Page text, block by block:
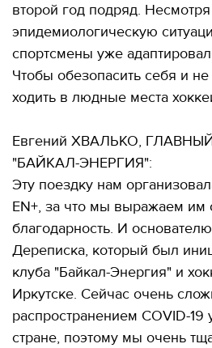
второй год подряд.
эпидемиологическую
спортсмены уже
Чтобы обезопасить себя и не
ходить в людные места
Евгений ХВАЛЬКО,
"БАЙКАЛ-ЭНЕРГИЯ":
Эту поездку нам
EN+, за что мы выражаем им
благодарность. И
Дереписка, который был
клуба "Байкал-Энергия" и
Иркутске. Сейчас очень
распространением COVID-19
стране, поэтому мы очень